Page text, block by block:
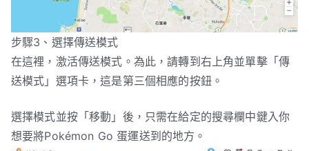
步驟3、選擇傳送模式
在這裡，激活傳送模式。為此，請轉到右上角並單擊「傳
送模式」選項卡，這是第三個相應的按鈕。
選擇模式並按「移動」後，只需在給定的搜尋欄中鍵入你
想要將Pokémon Go 蛋運送到的地方。